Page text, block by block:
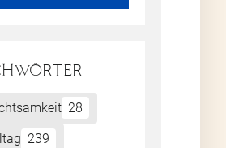
28
239